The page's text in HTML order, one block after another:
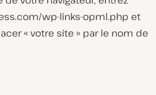
wp-links-opml.php et
« votre site » par le nom de